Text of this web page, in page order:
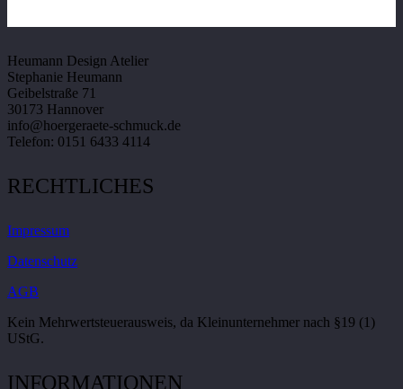
Heumann Design Atelier
Stephanie Heumann
Geibelstraße 71
30173 Hannover
info@hoergeraete-schmuck.de
Telefon: 0151 6433 4114
RECHTLICHES
Impressum
Datenschutz
AGB
Kein Mehrwertsteuerausweis, da Kleinunternehmer nach §19 (1)
UStG.
INFORMATIONEN